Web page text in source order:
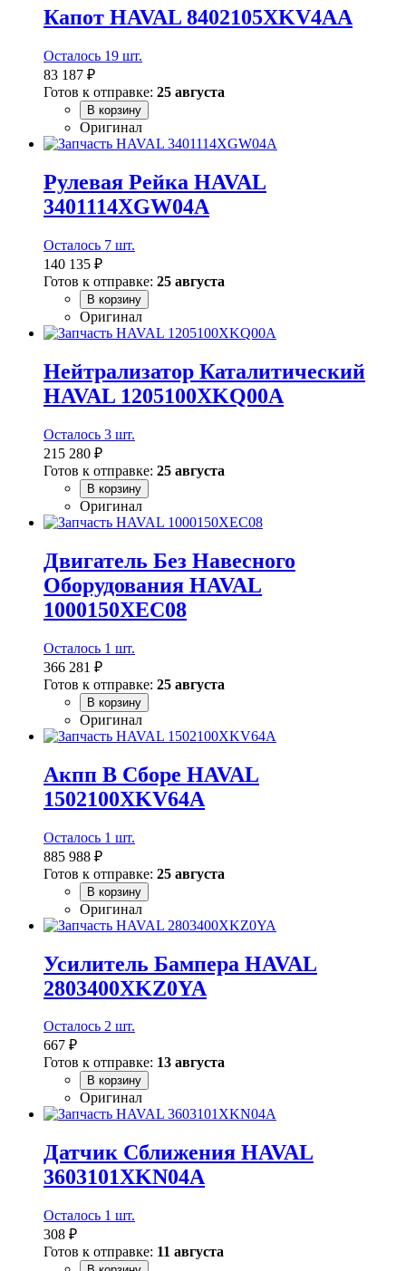
Капот HAVAL 8402105XKV4AA
Осталось 19 шт.
83 187 ₽
Готов к отправке: 25 августа
В корзину
Оригинал
Рулевая Рейка HAVAL
3401114XGW04A
Осталось 7 шт.
140 135 ₽
Готов к отправке: 25 августа
В корзину
Оригинал
Нейтрализатор Каталитический
HAVAL 1205100XKQ00A
Осталось 3 шт.
215 280 ₽
Готов к отправке: 25 августа
В корзину
Оригинал
Двигатель Без Навесного
Оборудования HAVAL
1000150XEC08
Осталось 1 шт.
366 281 ₽
Готов к отправке: 25 августа
В корзину
Оригинал
Акпп В Сборе HAVAL
1502100XKV64A
Осталось 1 шт.
885 988 ₽
Готов к отправке: 25 августа
В корзину
Оригинал
Усилитель Бампера HAVAL
2803400XKZ0YA
Осталось 2 шт.
667 ₽
Готов к отправке: 13 августа
В корзину
Оригинал
Датчик Сближения HAVAL
3603101XKN04A
Осталось 1 шт.
308 ₽
Готов к отправке: 11 августа